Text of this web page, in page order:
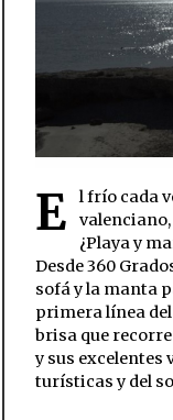
E
l frío cada
¿Playa y
Desde 360
sofá y la manta
primera línea
brisa que
y sus excelentes
turísticas y del